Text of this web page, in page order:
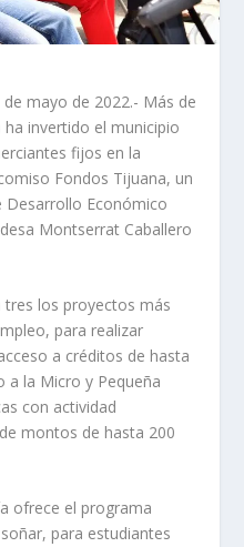
mayo de 2022.- Más de
invertido el municipio
fijos en la
Fondos Tijuana, un
Desarrollo Económico
Montserrat Caballero
tres los proyectos más
para realizar
a créditos de hasta
a la Micro y Pequeña
con actividad
montos de hasta 200
ofrece el programa
para estudiantes